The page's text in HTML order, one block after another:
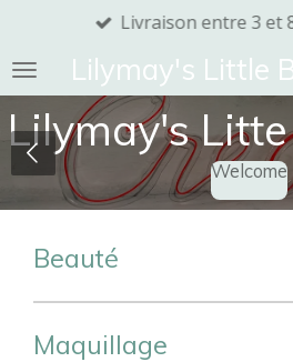
contenuLilymay's Little
Livraison entre 3 et
Lilymay's
Welcome
Beauté
Maquillage